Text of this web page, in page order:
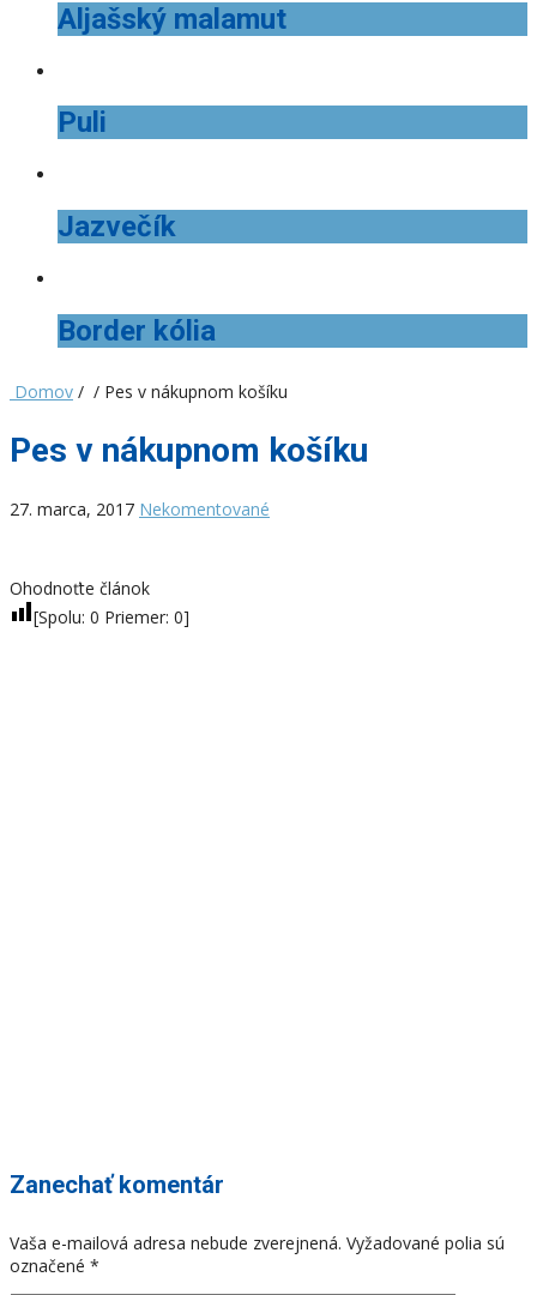
Aljašský malamut
Puli
Jazvečík
Border kólia
Domov / / Pes v nákupnom košíku
Pes v nákupnom košíku
27. marca, 2017 Nekomentované
Ohodnoťte článok
[Spolu: 0 Priemer: 0]
Zanechať komentár
Vaša e-mailová adresa nebude zverejnená. Vyžadované polia sú
označené *